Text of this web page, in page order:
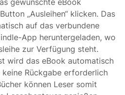
gewünschte eBook
„Ausleihen“ klicken. Das
auf das verbundene
App heruntergeladen, wo
zur Verfügung steht.
wird das eBook automatisch
Rückgabe erforderlich
können Leser somit